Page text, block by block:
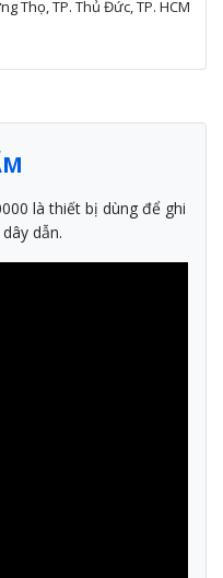
Thọ, TP. Thủ Đức, TP. HCM
là thiết bị dùng để ghi
dẫn.